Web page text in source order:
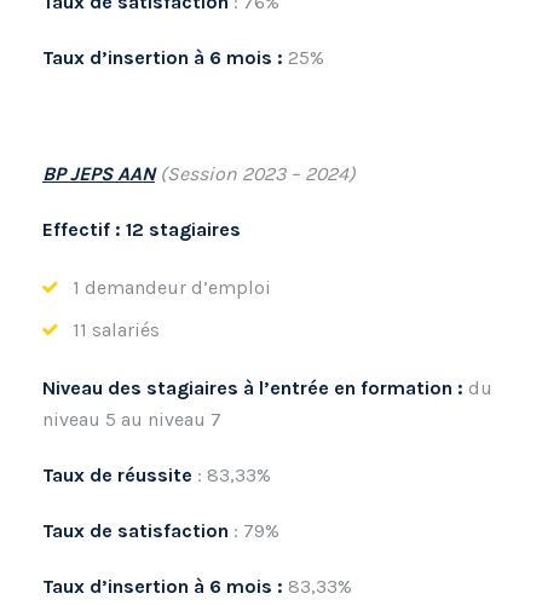
Taux d’insertion à 6 mois : 25%
BP JEPS AAN(Session 2023 – 2024)
Effectif : 12 stagiaires
1 demandeur d’emploi
11 salariés
Niveau des stagiaires à l’entrée en formation : du
niveau 5 au niveau 7
Taux de réussite : 83,33%
Taux de satisfaction : 79%
Taux d’insertion à 6 mois : 83,33%